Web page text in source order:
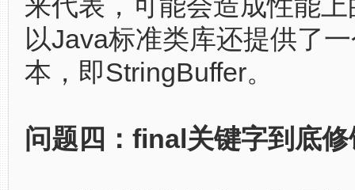
来代表，可能会造成性能
以Java标准类库还提供了
本，即StringBuffer。
问题四：final关键字到底